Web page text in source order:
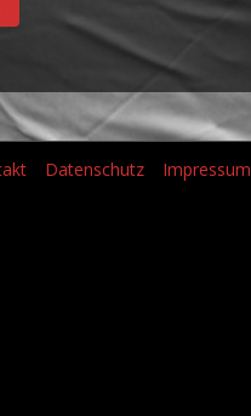
Datenschutz Impressum